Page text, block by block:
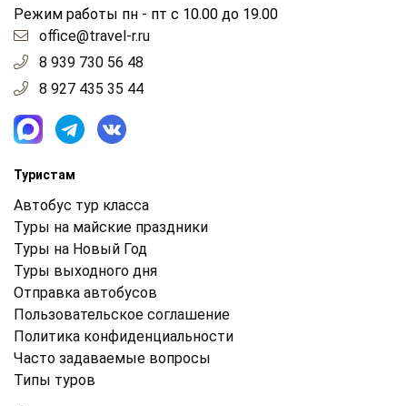
Режим работы пн - пт с 10.00 до 19.00
office@travel-r.ru
8 939 730 56 48
8 927 435 35 44
Туристам
Автобус тур класса
Туры на майские праздники
Туры на Новый Год
Туры выходного дня
Отправка автобусов
Пользовательское соглашение
Политика конфиденциальности
Часто задаваемые вопросы
Типы туров